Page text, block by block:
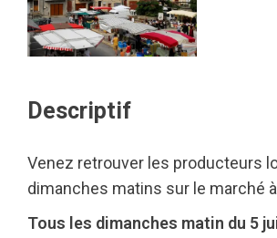
Descriptif
Venez retrouver les producteurs
dimanches matins sur le marché
Tous les dimanches matin du 5